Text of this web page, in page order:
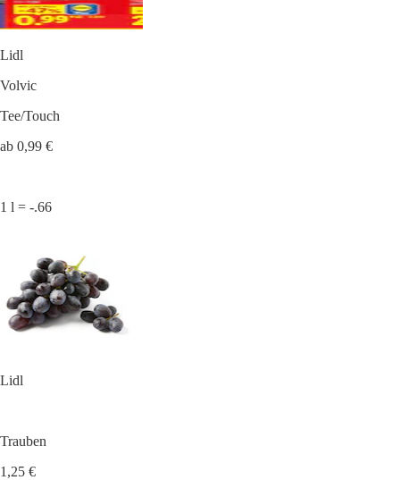
Lidl
Volvic
Tee/Touch
ab 0,99 €
1 l = -.66
Lidl
Trauben
1,25 €